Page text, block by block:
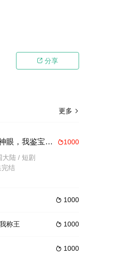
 分享
更多 
1000
拥有透视神眼，我鉴宝天下
陆 / 短剧
完结
 1000
 1000
称王
 1000